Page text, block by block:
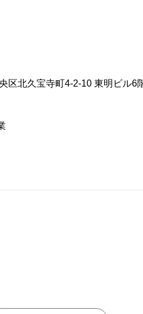
北久宝寺町4-2-10 東明ビル6